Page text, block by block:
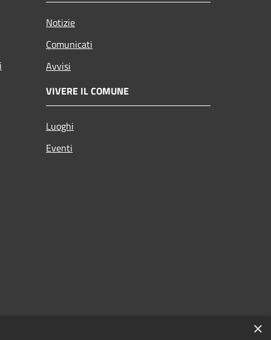
Notizie
Comunicati
Avvisi
VIVERE IL COMUNE
Luoghi
Eventi
×